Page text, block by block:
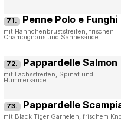
71. Penne Polo e Funghi
mit Hähnchenbruststreifen, frischen
Champignons und Sahnesauce
72. Pappardelle Salmon
mit Lachsstreifen, Spinat und
Hummersauce
73. Pappardelle
mit Black Tiger Garnelen, frischem